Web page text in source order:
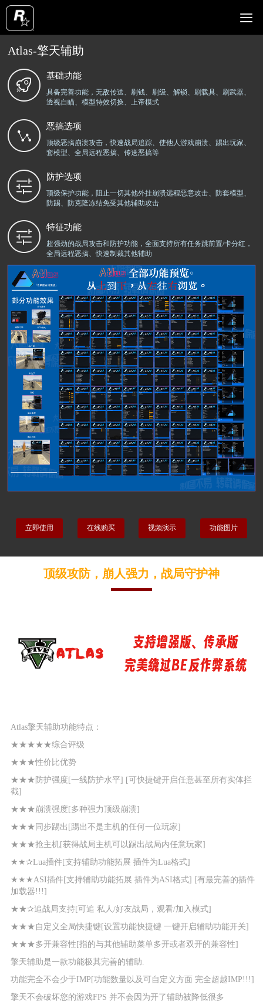

Atlas-擎天辅助
基础功能
具备完善功能，无敌传送、刷钱、刷级、解锁、刷载具、刷武器、
透视自瞄、模型特效切换、上帝模式
恶搞选项
顶级恶搞崩溃攻击，快速战局追踪、使他人游戏崩溃、踢出玩家、
套模型、全局远程恶搞、传送恶搞等
防护选项
顶级保护功能，阻止一切其他外挂崩溃远程恶意攻击、防套模型、
防踢、防克隆冻结免受其他辅助攻击
特征功能
超强劲的战局攻击和防护功能，全面支持所有任务跳前置/卡分红，
全局远程恶搞、快速制裁其他辅助
立即使用 在线购买 视频演示 功能图片
顶级攻防，崩人强力，战局守护神
Atlas擎天辅助功能特点：
★★★★★综合评级
★★★性价比优势
★★★防护强度[一线防护水平] [可快捷键开启任意甚至所有实体拦
截]
★★★崩溃强度[多种强力顶级崩溃]
★★★同步踢出[踢出不是主机的任何一位玩家]
★★★抢主机[获得战局主机可以踢出战局内任意玩家]
★★✰Lua插件[支持辅助功能拓展 插件为Lua格式]
★★★ASI插件[支持辅助功能拓展 插件为ASI格式] [有最完善的插件
加载器!!!]
★★✰追战局支持[可追 私人/好友战局，观看/加入模式]
★★★自定义全局快捷键[设置功能快捷键 一键开启辅助功能开关]
★★★多开兼容性[指的与其他辅助菜单多开或者双开的兼容性]
擎天辅助是一款功能极其完善的辅助.
功能完全不会少于IMP[功能数量以及可自定义方面 完全超越IMP!!!]
擎天不会破坏您的游戏FPS 并不会因为开了辅助被降低很多